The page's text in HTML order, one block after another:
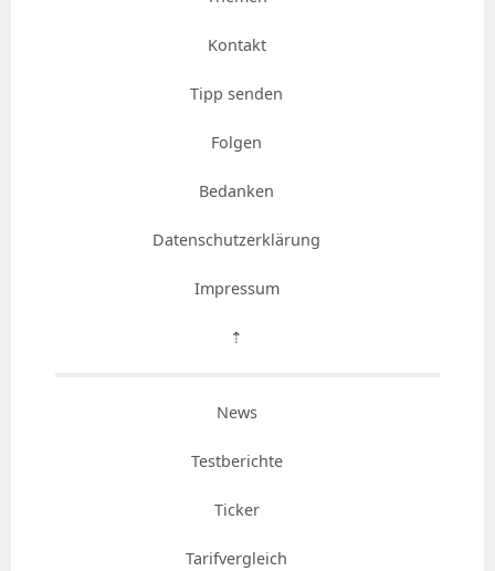
Kontakt
Tipp senden
Folgen
Bedanken
Datenschutzerklärung
Impressum
⇡
News
Testberichte
Ticker
Tarifvergleich